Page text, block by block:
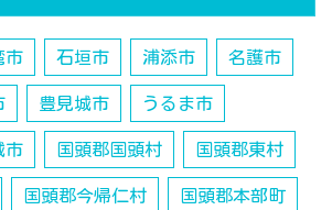
市 石垣市 浦添市 名護市
豊見城市 うるま市
市 国頭郡国頭村 国頭郡東村
国頭郡今帰仁村 国頭郡本部町